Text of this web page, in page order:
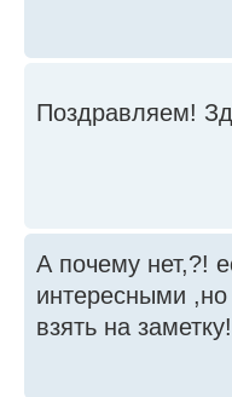
Поздравляем!
А почему нет,?!
интересными
взять на заметку!